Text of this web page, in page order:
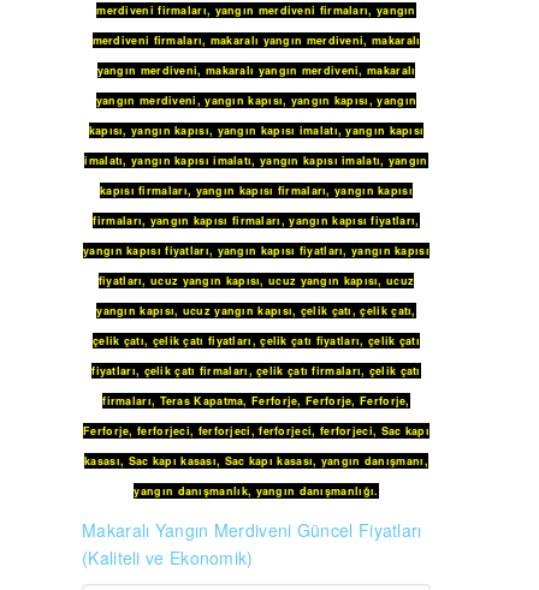
merdiveni firmaları, yangın merdiveni firmaları, yangın
merdiveni firmaları, makaralı yangın merdiveni,makaralı
yangın merdiveni, makaralı yangın merdiveni,makaralı
yangın merdiveni,yangın kapısı, yangın kapısı,yangın
kapısı,yangın kapısı, yangın kapısı imalatı,yangın kapısı
imalatı,yangın kapısı imalatı, yangın kapısı imalatı, yangın
kapısı firmaları, yangın kapısı firmaları,yangın kapısı
firmaları, yangın kapısı firmaları,yangın kapısı fiyatları,
yangın kapısı fiyatları, yangın kapısı fiyatları,yangın kapısı
fiyatları,ucuz yangın kapısı,ucuz yangın kapısı,ucuz
yangın kapısı, ucuz yangın kapısı, çelik çatı,çelik çatı,
çelik çatı, çelik çatı fiyatları,çelik çatı fiyatları, çelik çatı
fiyatları, çelik çatı firmaları,çelik çatı firmaları, çelik çatı
firmaları, Teras Kapatma,Ferforje,Ferforje,Ferforje,
Ferforje,ferforjeci, ferforjeci,ferforjeci, ferforjeci, Sac kapı
kasası, Sac kapı kasası, Sac kapı kasası, yangın danışmanı,
yangın danışmanlık, yangın danışmanlığı.
Makaralı Yangın Merdiveni Güncel Fiyatları
(Kaliteli ve Ekonomik)